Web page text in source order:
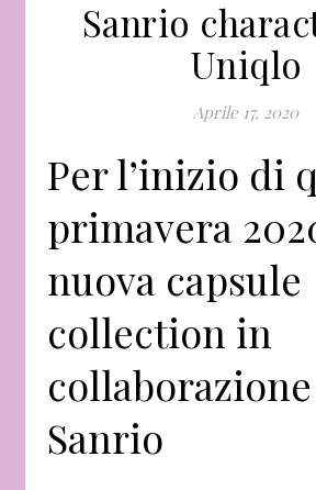
Sanrio
Uniqlo
Aprile 17, 2020
Per l’inizio di
primavera
nuova capsule
collection in
Sanrio